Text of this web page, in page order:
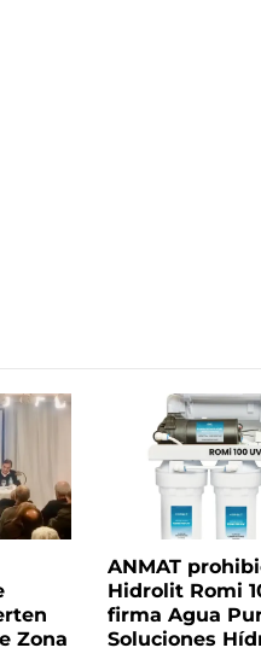
Zona
ANMAT
Hidrolit Romi
firma Agua
Soluciones